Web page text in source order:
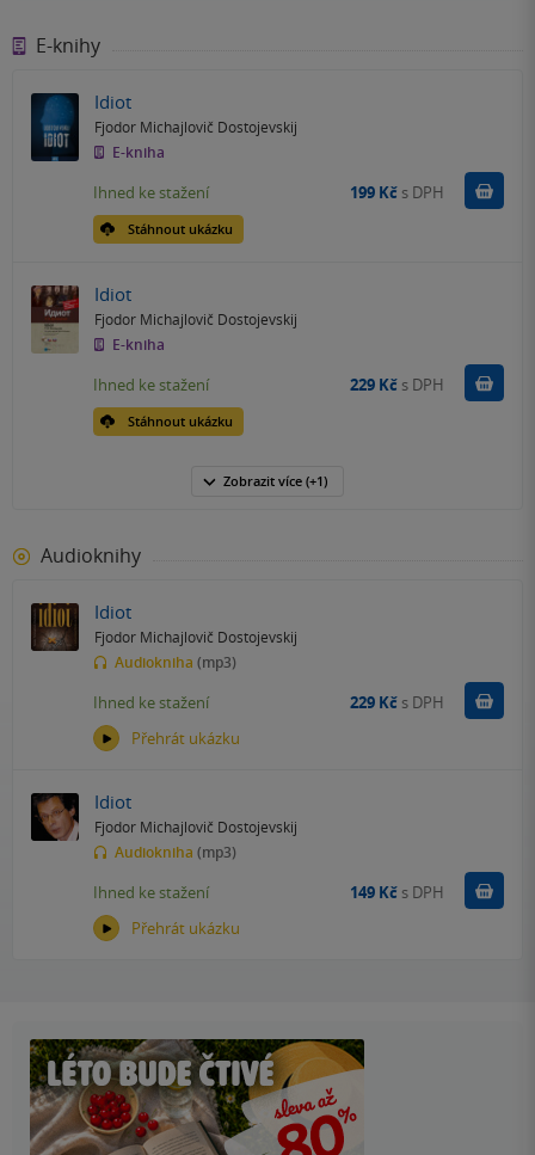
E-knihy
Idiot
Fjodor Michajlovič Dostojevskij
E-kniha
Stáhnout ukázku
Ihned ke stažení 199 Kč s DPH Koupit
Idiot
Fjodor Michajlovič Dostojevskij
E-kniha
Stáhnout ukázku
Ihned ke stažení 229 Kč s DPH Koupit
Zobrazit více (+1)
Audioknihy
Idiot
Fjodor Michajlovič Dostojevskij
Audiokniha (mp3)
Přehrát ukázku
Ihned ke stažení 229 Kč s DPH Koupit
Idiot
Fjodor Michajlovič Dostojevskij
Audiokniha (mp3)
Přehrát ukázku
Ihned ke stažení 149 Kč s DPH Koupit